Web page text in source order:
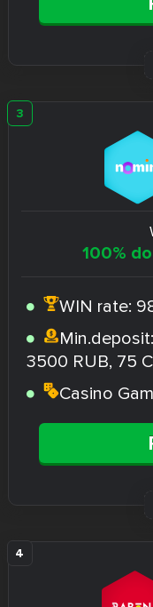
100%
WIN rate:
Min.deposit:
3500 RUB, 75
Casino